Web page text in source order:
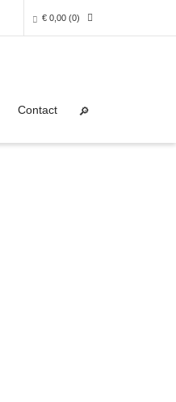
€ 0,00 (0)
Contact